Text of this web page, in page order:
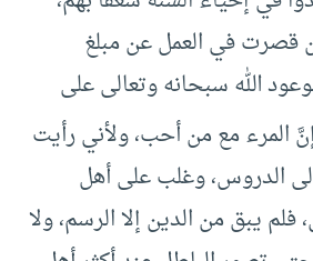
قصرت في العمل عن مبلغ
الله سبحانه وتعالى على
المرء مع من أحب، ولأني رأيت
الدروس، وغلب على أهل
يبق من الدين إلا الرسم، ولا